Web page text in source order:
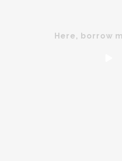
Here, borrow